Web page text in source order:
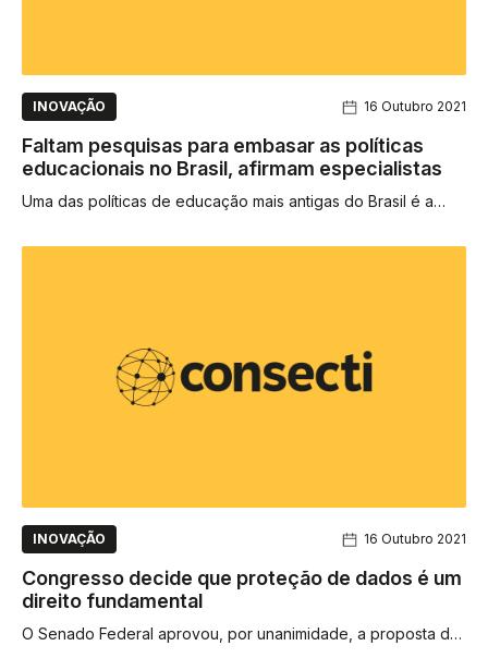
INOVAÇÃO 16 Outubro 2021
Faltam pesquisas para embasar as políticas
educacionais no Brasil, afirmam especialistas
Uma das políticas de educação mais antigas do Brasil é a
importância...
INOVAÇÃO 16 Outubro 2021
Congresso decide que proteção de dados é um
direito fundamental
O Senado Federal aprovou, por unanimidade, a proposta de